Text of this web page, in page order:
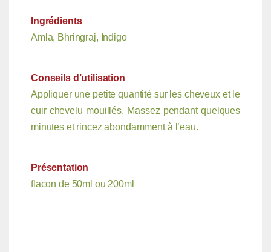
Ingrédients
Amla, Bhringraj, Indigo
Conseils d’utilisation
Appliquer une petite quantité sur les cheveux et le
cuir chevelu mouillés. Massez pendant quelques
minutes et rincez abondamment à l’eau.
Présentation
flacon de 50ml ou 200ml